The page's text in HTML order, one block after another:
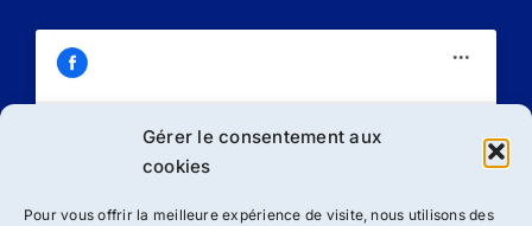
Gérer le consentement aux
cookies
Pour vous offrir la meilleure expérience de visite, nous utilisons des
Cliquez sur « J’accepte » pour activer